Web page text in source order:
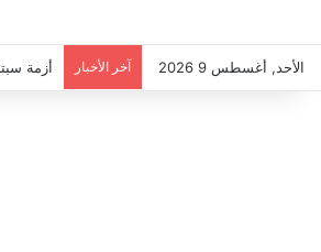
الأحد, أغسطس 9 2026 آخر الأخبار